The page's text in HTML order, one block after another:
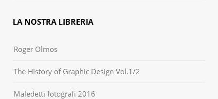
LA NOSTRA LIBRERIA
Roger Olmos
The History of Graphic Design Vol.1/2
Maledetti fotografi 2016